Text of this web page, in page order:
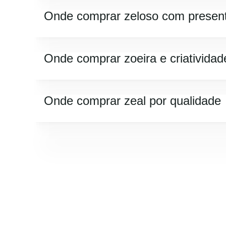
Onde comprar zeloso com
Onde comprar zoeira e
Onde comprar zeal por qualidade